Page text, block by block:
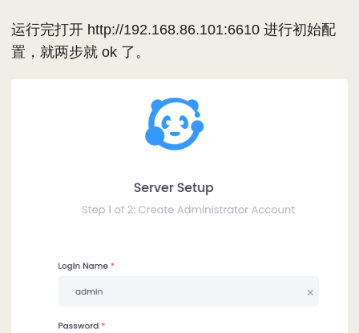
运行完打开 http://192.168.86.101:6610 进行初始配
置，就两步就 ok 了。